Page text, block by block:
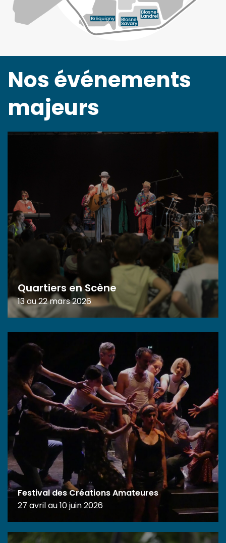
Nos événements
majeurs
Quartiers en Scène
13 au 22 mars 2026
Festival des Créations Amateures
27 avril au 10 juin 2026